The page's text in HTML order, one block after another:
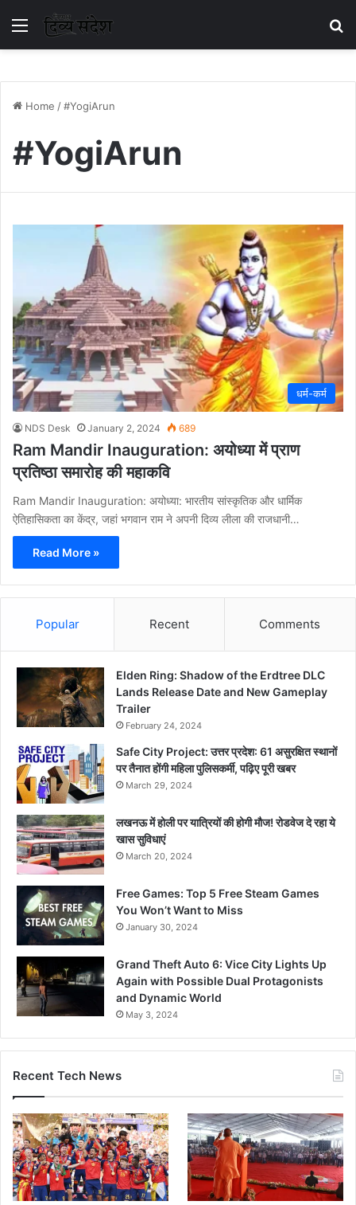
Menu
Home /#YogiArun
#YogiArun
धर्म-कर्म
NDS Desk January 2, 2024 689
Ram Mandir Inauguration: अयोध्या में प्राण
प्रतिष्ठा समारोह की महाकवि
Ram Mandir Inauguration: अयोध्या: भारतीय सांस्कृतिक और धार्मिक
ऐतिहासिकता का केंद्र, जहां भगवान राम ने अपनी दिव्य लीला की राजधानी…
Read More »
Popular Recent Comments
Elden Ring: Shadow of the Erdtree DLC
Lands Release Date and New Gameplay
Trailer
February 24, 2024
Safe City Project: उत्तर प्रदेश: 61 असुरक्षित स्थानों
पर तैनात होंगी महिला पुलिसकर्मी, पढ़िए पूरी खबर
March 29, 2024
लखनऊ में होली पर यात्रियों की होगी मौज! रोडवेज दे रहा ये
खास सुविधाएं
March 20, 2024
Free Games: Top 5 Free Steam Games
You Won’t Want to Miss
January 30, 2024
Grand Theft Auto 6: Vice City Lights Up
Again with Possible Dual Protagonists
and Dynamic World
May 3, 2024
Recent Tech News